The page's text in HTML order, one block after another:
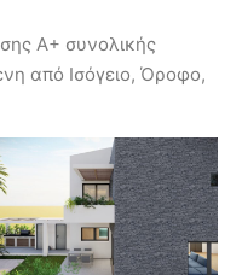
Α+ συνολικής
από Ισόγειο, Όροφο,